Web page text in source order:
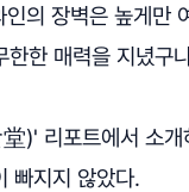
의 장벽은 높게만
한 매력을 지녔구
리포트에서 소개
빠지지 않았다.